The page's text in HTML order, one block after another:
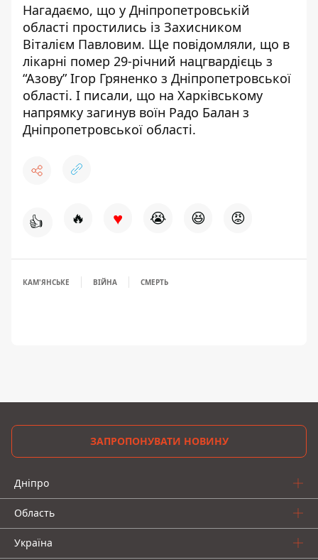
Нагадаємо, що у Дніпропетровській
області простились із Захисником
Віталієм Павловим. Ще повідомляли, що в
лікарні помер 29-річний нацгвардієць з
“Азову” Ігор Гряненко з Дніпропетровської
області. І писали, що на Харківському
напрямку загинув воїн Радо Балан з
Дніпропетровської області.
👍 🔥 ♥ 😭 😆 😡
КАМ'ЯНСЬКЕ ВІЙНА СМЕРТЬ
ЗАПРОПОНУВАТИ НОВИНУ
Дніпро
Область
Україна